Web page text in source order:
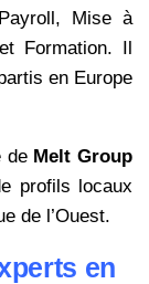
Mise à
Formation. Il
en Europe
de Melt Group
profils locaux
de l’Ouest.
en